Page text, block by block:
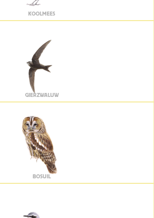
KOOLMEES
GIERZWALUW
BOSUIL